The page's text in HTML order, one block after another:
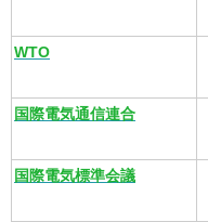
WTO
国際電気通信連合
国際電気標準会議